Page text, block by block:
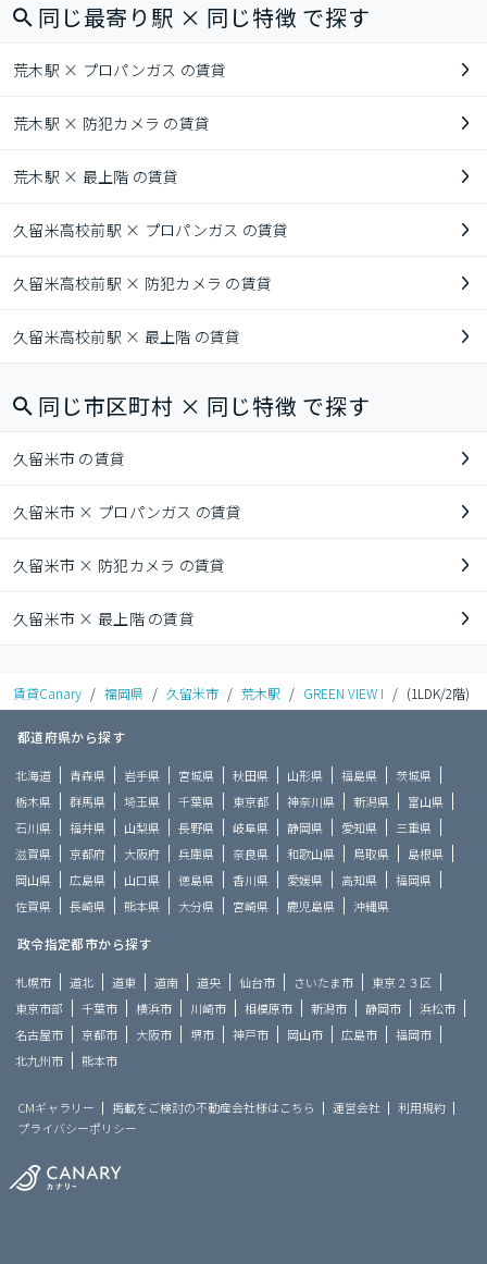
同じ最寄り駅 × 同じ特徴 で探す
荒木駅 × プロパンガス の賃貸
荒木駅 × 防犯カメラ の賃貸
荒木駅 × 最上階 の賃貸
久留米高校前駅 × プロパンガス の賃貸
久留米高校前駅 × 防犯カメラ の賃貸
久留米高校前駅 × 最上階 の賃貸
同じ市区町村 × 同じ特徴 で探す
久留米市 の賃貸
久留米市 × プロパンガス の賃貸
久留米市 × 防犯カメラ の賃貸
久留米市 × 最上階 の賃貸
賃貸Canary / 福岡県 / 久留米市 / 荒木駅 / GREEN VIEW I / (1LDK/2階)
都道府県から探す
北海道 青森県 岩手県 宮城県 秋田県 山形県 福島県
茨城県
栃木県
群馬県 埼玉県 千葉県 東京都 神奈川県 新潟県
富山県
石川県
福井県 山梨県 長野県 岐阜県 静岡県 愛知県
三重県
滋賀県
京都府 大阪府 兵庫県 奈良県 和歌山県 鳥取県
島根県
岡山県
広島県 山口県 徳島県 香川県 愛媛県 高知県
福岡県
佐賀県
長崎県 熊本県 大分県 宮崎県 鹿児島県 沖縄県
政令指定都市から探す
札幌市 道北 道東 道南 道央 仙台市 さいたま市
東京２３区
東京市部
千葉市 横浜市 川崎市 相模原市 新潟市 静岡市
浜松市
名古屋市
京都市 大阪市 堺市 神戸市 岡山市 広島市
福岡市
北九州市
熊本市
CMギャラリー 掲載をご検討の不動産会社様はこちら 運営会社
利用規約
プライバシーポリシー